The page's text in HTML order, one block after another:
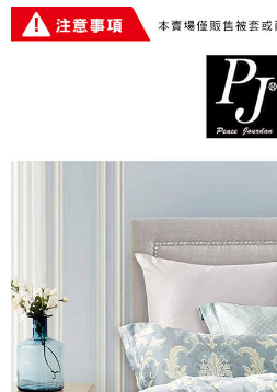
３．收到繳費通知簡訊後14天內，點擊此
ATM／網路銀行／等多元方式進行付款，
購買商品的店家。未經商家同意取消之訂
※ 交易是否成功請以「AFTEE先享後付 」
是否繳費成功／繳費後需取消欲退款等相
易，需依本服務之必要範圍內提供個人資
權轉讓予恩沛科技股份有限公司。
２．關於個人資料處理事宜，請瀏覽以下
https://aftee.tw/terms/#terms3
３．未成年的使用者請事先徵得法定代理
「AFTEE先享後付」，若未經同意申辦者
任。
４．使用「AFTEE先享後付」時，將依據
時審查核予不同之上限額度；若仍有額度